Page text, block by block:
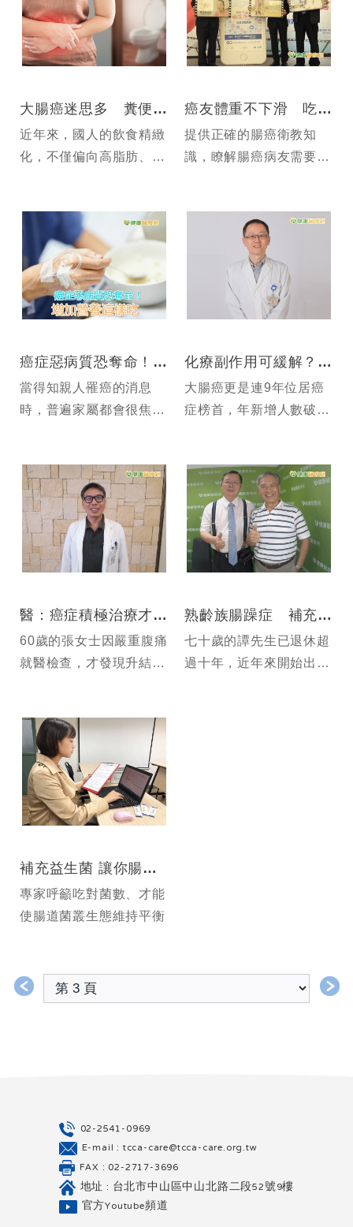
被打亂，好在有妻子的陪
伴與支持，讓患者鼓起勇
氣並...
大腸癌迷思多 糞便潛血篩檢降風險
近年來，國人的飲食精緻
化，不僅偏向高脂肪、低
大癌症發生率第一名
癌友體重不下滑 吃對黃金比例是關鍵
提供正確的腸癌衛教知
識，瞭解腸癌病友需要，
癌症惡病質恐奪命！ 增加營養這樣吃
當得知親人罹癌的消息
時，普遍家屬都會很焦
一天，吃了就吐，完全吃
不下任何東西，家屬自己
也不免跟著擔心得食不下
嚥，進而迫使中斷治療，
使治療效...
化療副作用可緩解？！ 助四旬壯男速返職場
大腸癌更是連9年位居癌
症榜首，年新增人數破1
醫：癌症積極治療才能迎接新生
60歲的張女士因嚴重腹痛
就醫檢查，才發現升結腸
醫師建議先以手術將腸道
腫瘤切除後再輔助化療
熟齡族腸躁症 補充益生菌遠離腸道不適
七十歲的譚先生已退休超
過十年，近年來開始出現
補充益生菌 讓你腸保健康
專家呼籲吃對菌數、才能
使腸道菌叢生態維持平衡
＜ ＞
02-2541-0969
E-mail : tcca-care@tcca-care.org.tw
FAX : 02-2717-3696
地址 : 台北市中山區中山北路二段52號9樓
官方Youtube頻道